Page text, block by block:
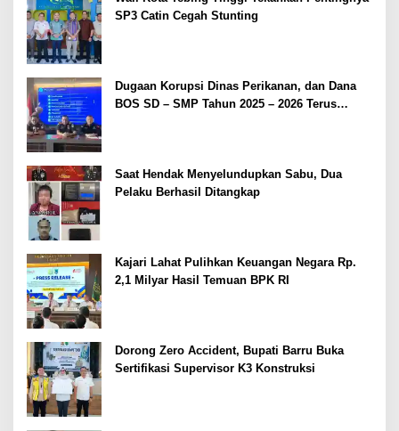
SP3 Catin Cegah Stunting
Dugaan Korupsi Dinas Perikanan, dan Dana
BOS SD – SMP Tahun 2025 – 2026 Terus
Saat Hendak Menyelundupkan Sabu, Dua
Pelaku Berhasil Ditangkap
Kajari Lahat Pulihkan Keuangan Negara Rp.
2,1 Milyar Hasil Temuan BPK RI
Dorong Zero Accident, Bupati Barru Buka
Sertifikasi Supervisor K3 Konstruksi